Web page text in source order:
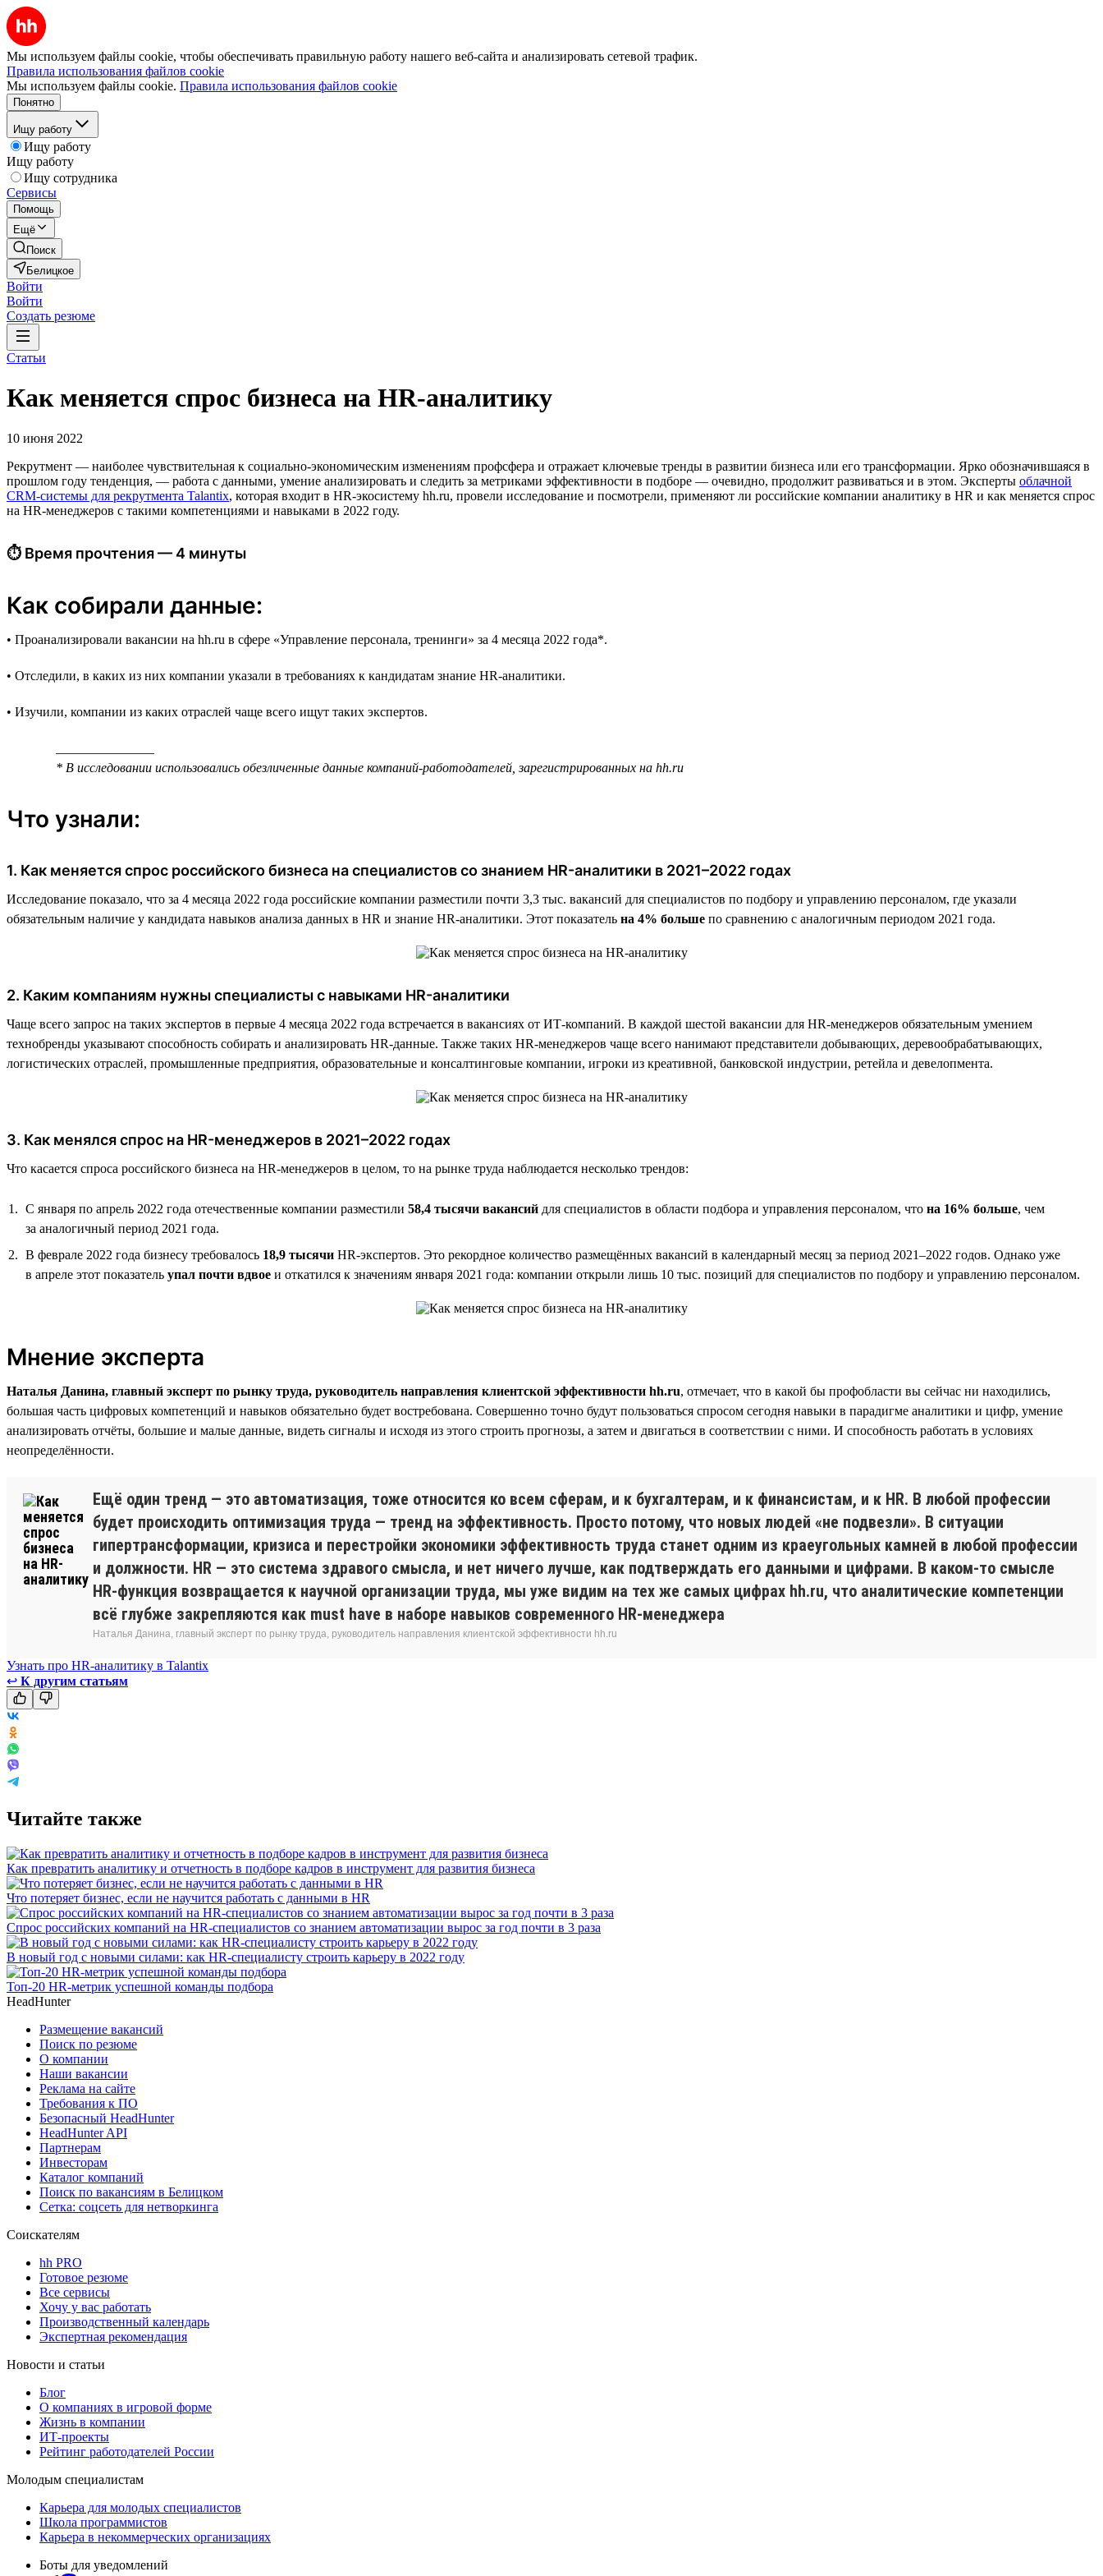
Мы используем файлы cookie, чтобы обеспечивать правильную работу нашего веб-сайта и анализировать сетевой трафик.
Правила использования файлов cookie
Мы используем файлы cookie. Правила использования файлов cookie
Понятно
Ищу работу
Ищу работу
Ищу работу
Ищу сотрудника
Сервисы
Помощь
Ещё
Поиск
Белицкое
Войти
Войти
Создать резюме
Статьи
Как меняется спрос бизнеса на HR-аналитику
10 июня 2022
Рекрутмент — наиболее чувствительная к социально-экономическим изменениям профсфера и отражает ключевые тренды в развитии бизнеса или его трансформации. Ярко обозначившаяся в
прошлом году тенденция, — работа c данными, умение анализировать и следить за метриками эффективности в подборе — очевидно, продолжит развиваться и в этом. Эксперты облачной
CRM-системы для рекрутмента Talantix, которая входит в HR-экосистему hh.ru, провели исследование и посмотрели, применяют ли российские компании аналитику в HR и как меняется спрос
на HR-менеджеров с такими компетенциями и навыками в 2022 году.
⏱ Время прочтения — 4 минуты
Как собирали данные:
• Проанализировали вакансии на hh.ru в сфере «Управление персонала, тренинги» за 4 месяца 2022 года*.
• Отследили, в каких из них компании указали в требованиях к кандидатам знание HR-аналитики.
• Изучили, компании из каких отраслей чаще всего ищут таких экспертов.
* В исследовании использовались обезличенные данные компаний-работодателей, зарегистрированных на hh.ru
Что узнали:
1. Как меняется спрос российского бизнеса на специалистов со знанием HR-аналитики в 2021–2022 годах
Исследование показало, что за 4 месяца 2022 года российские компании разместили почти 3,3 тыс. вакансий для специалистов по подбору и управлению персоналом, где указали
обязательным наличие у кандидата навыков анализа данных в HR и знание HR-аналитики. Этот показатель на 4% больше по сравнению с аналогичным периодом 2021 года.
2. Каким компаниям нужны специалисты с навыками HR-аналитики
Чаще всего запрос на таких экспертов в первые 4 месяца 2022 года встречается в вакансиях от ИТ-компаний. В каждой шестой вакансии для HR-менеджеров обязательным умением
технобренды указывают способность собирать и анализировать HR-данные. Также таких HR-менеджеров чаще всего нанимают представители добывающих, деревообрабатывающих,
логистических отраслей, промышленные предприятия, образовательные и консалтинговые компании, игроки из креативной, банковской индустрии, ретейла и девелопмента.
3. Как менялся спрос на HR-менеджеров в 2021–2022 годах
Что касается спроса российского бизнеса на HR-менеджеров в целом, то на рынке труда наблюдается несколько трендов:
С января по апрель 2022 года отечественные компании разместили 58,4 тысячи вакансий для специалистов в области подбора и управления персоналом, что на 16% больше, чем
за аналогичный период 2021 года.
В феврале 2022 года бизнесу требовалось 18,9 тысячи HR-экспертов. Это рекордное количество размещённых вакансий в календарный месяц за период 2021–2022 годов. Однако уже
в апреле этот показатель упал почти вдвое и откатился к значениям января 2021 года: компании открыли лишь 10 тыс. позиций для специалистов по подбору и управлению персоналом.
Мнение эксперта
Наталья Данина, главный эксперт по рынку труда, руководитель направления клиентской эффективности hh.ru, отмечает, что в какой бы профобласти вы сейчас ни находились,
большая часть цифровых компетенций и навыков обязательно будет востребована. Совершенно точно будут пользоваться спросом сегодня навыки в парадигме аналитики и цифр, умение
анализировать отчёты, большие и малые данные, видеть сигналы и исходя из этого строить прогнозы, а затем и двигаться в соответствии с ними. И способность работать в условиях
неопределённости.
Ещё один тренд — это автоматизация, тоже относится ко всем сферам, и к бухгалтерам, и к финансистам, и к HR. В любой профессии
будет происходить оптимизация труда — тренд на эффективность. Просто потому, что новых людей «не подвезли». В ситуации
гипертрансформации, кризиса и перестройки экономики эффективность труда станет одним из краеугольных камней в любой профессии
и должности. HR — это система здравого смысла, и нет ничего лучше, как подтверждать его данными и цифрами. В каком-то смысле
HR-функция возвращается к научной организации труда, мы уже видим на тех же самых цифрах hh.ru, что аналитические компетенции
всё глубже закрепляются как must have в наборе навыков современного HR-менеджера
Наталья Данина, главный эксперт по рынку труда, руководитель направления клиентской эффективности hh.ru
Узнать про HR-аналитику в Talantix
↩ К другим статьям
Читайте также
Как превратить аналитику и отчетность в подборе кадров в инструмент для развития бизнеса
Что потеряет бизнес, если не научится работать с данными в HR
Спрос российских компаний на HR-специалистов со знанием автоматизации вырос за год почти в 3 раза
В новый год с новыми силами: как HR-специалисту строить карьеру в 2022 году
Топ-20 HR-метрик успешной команды подбора
HeadHunter
Размещение вакансий
Поиск по резюме
О компании
Наши вакансии
Реклама на сайте
Требования к ПО
Безопасный HeadHunter
HeadHunter API
Партнерам
Инвесторам
Каталог компаний
Поиск по вакансиям в Белицком
Сетка: соцсеть для нетворкинга
Соискателям
hh PRO
Готовое резюме
Все сервисы
Хочу у вас работать
Производственный календарь
Экспертная рекомендация
Новости и статьи
Блог
О компаниях в игровой форме
Жизнь в компании
ИТ-проекты
Рейтинг работодателей России
Молодым специалистам
Карьера для молодых специалистов
Школа программистов
Карьера в некоммерческих организациях
Боты для уведомлений